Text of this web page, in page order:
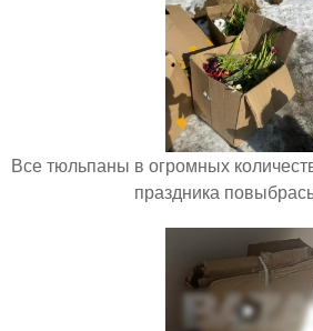
Все тюльпаны в огромных
праздника